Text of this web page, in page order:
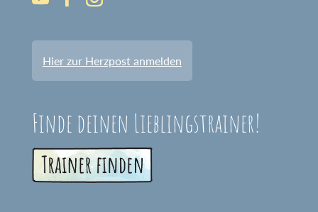
Hier zur Herzpost anmelden
Finde deinen Lieblingstrainer!